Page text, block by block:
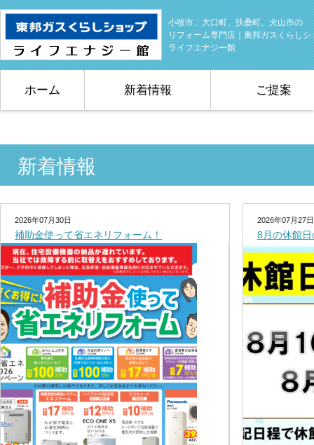
小牧市、大口町、扶桑町、犬山市の
リフォーム専門店｜東邦ガスくらしシ
ライフエナジー館
ホーム 新着情報 ご提案
新着情報
2026年07月30日
補助金使って省エネリフォーム！
2026年07月27日
8月の休館